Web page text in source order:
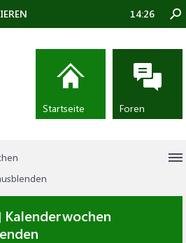
Kalenderwochen
14:26
Startseite Foren